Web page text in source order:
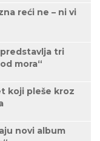
reći ne – ni vi
tri
mora“
koji pleše kroz
novi album